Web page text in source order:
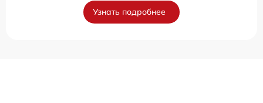
Узнать подробнее